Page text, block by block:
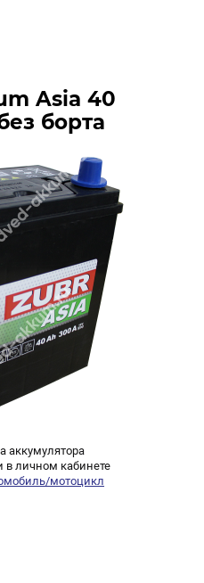
Asia 40
борта
аккумулятора
в личном кабинете
мотоцикл